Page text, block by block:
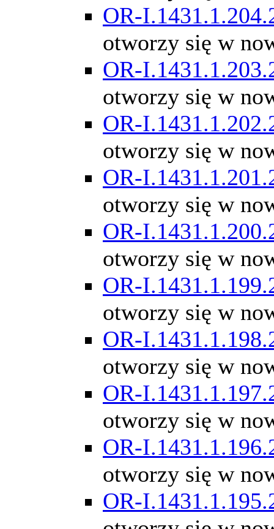
OR-
otworzy się w
OR-
otworzy się w
OR-
otworzy się w
OR-
otworzy się w
OR-
otworzy się w
OR-
otworzy się w
OR-
otworzy się w
OR-
otworzy się w
OR-
otworzy się w
OR-